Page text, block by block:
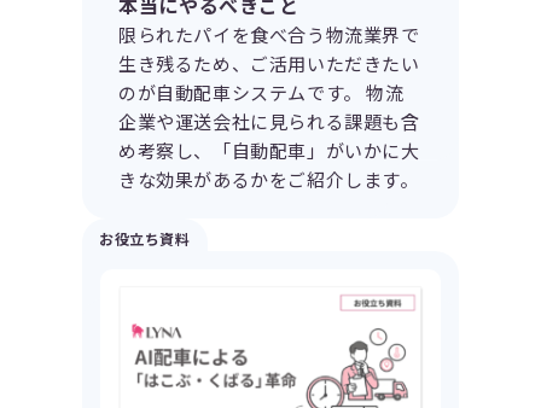
本当にやるべきこと
限られたパイを食べ合う物流業界で
生き残るため、ご活用いただきたい
のが自動配車システムです。 物流
企業や運送会社に見られる課題も含
め考察し、「自動配車」がいかに大
きな効果があるかをご紹介します。
お役立ち資料